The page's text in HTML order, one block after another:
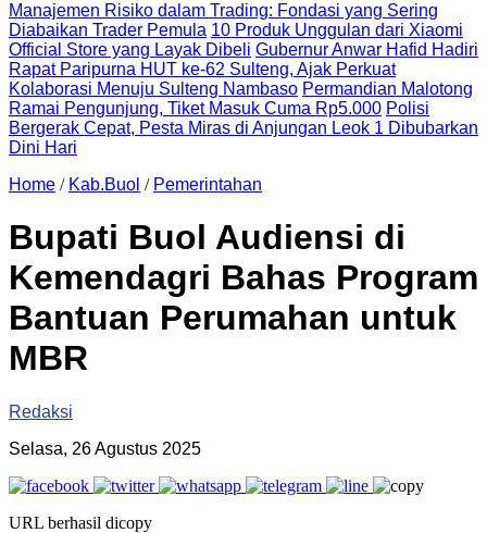
Manajemen Risiko dalam Trading: Fondasi yang Sering
Diabaikan Trader Pemula 10 Produk Unggulan dari Xiaomi
Official Store yang Layak Dibeli Gubernur Anwar Hafid Hadiri
Rapat Paripurna HUT ke-62 Sulteng, Ajak Perkuat
Kolaborasi Menuju Sulteng Nambaso Permandian Malotong
Ramai Pengunjung, Tiket Masuk Cuma Rp5.000 Polisi
Bergerak Cepat, Pesta Miras di Anjungan Leok 1 Dibubarkan
Dini Hari
Home / Kab.Buol / Pemerintahan
Bupati Buol Audiensi di
Kemendagri Bahas Program
Bantuan Perumahan untuk
MBR
Redaksi
Selasa, 26 Agustus 2025
URL berhasil dicopy